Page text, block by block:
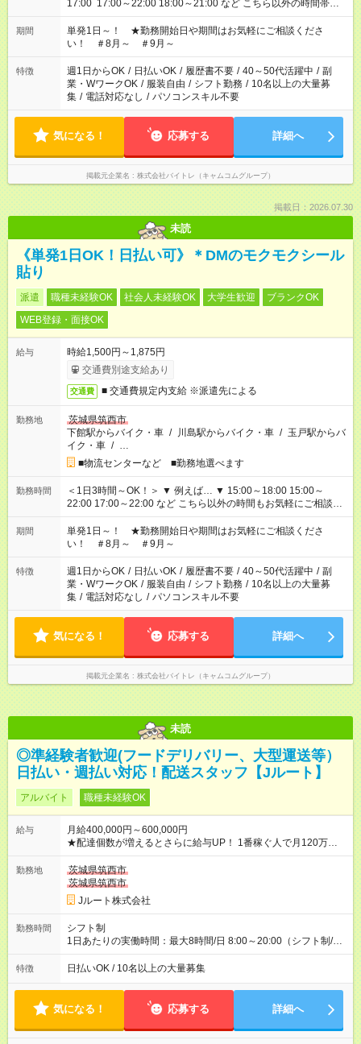
17:00 17:00～22:00 18:00～21:00 など こちら以外の時間帯も
お気軽にご相談ください！
期間
単発1日～！ ★勤務開始日や期間はお気軽にご相談くださ
い！ ＃8月～ ＃9月～
特徴 週1日からOK / 日払いOK / 履歴書不要 / 40～50代活躍中 / 副
業・WワークOK / 服装自由 / シフト勤務 / 10名以上の大量募
集 / 電話対応なし / パソコンスキル不要
気になる！ 応募する 詳細へ
掲載元企業名 株式会社バイトレ（キャムコムグループ）
掲載日：2026.07.30
未読
《単発1日OK！日払い可》＊DMのモクモクシール
貼り
派遣 職種未経験OK 社会人未経験OK 大学生歓迎
ブランクOK
WEB登録・面接OK
給与
時給1,500円～1,875円
交通費別途支給あり
交通費 ■ 交通費規定内支給 ※派遣先による
勤務地
茨城県筑西市
下館駅からバイク・車 / 川島駅からバイク・車 / 玉戸駅からバ
イク・車 / …
■物流センターなど ■勤務地選べます
勤務時間
＜1日3時間～OK！＞ ▼ 例えば… ▼ 15:00～18:00 15:00～
22:00 17:00～22:00 など こちら以外の時間もお気軽にご相談く
ださい！
期間
単発1日～！ ★勤務開始日や期間はお気軽にご相談くださ
い！ ＃8月～ ＃9月～
特徴 週1日からOK / 日払いOK / 履歴書不要 / 40～50代活躍中 / 副
業・WワークOK / 服装自由 / シフト勤務 / 10名以上の大量募
集 / 電話対応なし / パソコンスキル不要
気になる！ 応募する 詳細へ
掲載元企業名 株式会社バイトレ（キャムコムグループ）
未読
◎準経験者歓迎(フードデリバリー、大型運送等）
日払い・週払い対応！配送スタッフ【Jルート】
アルバイト 職種未経験OK
給与
月給400,000円～600,000円
★配達個数が増えるとさらに給与UP！ 1番稼ぐ人で月120万ほ
ど！ ・主要都市エリア 月収55万円／週5日稼働 月収65万~112
万円／週6日稼働 ・地方郊外エリア 月収40万円／週5日稼働 月
収40万円~50万円／週6日稼働 ＜モデルイメージ＞ ■月収50万
円 (27歳男性/江東区在住)※元建築関係 1日150個配達×25日勤務
(日休み) ■月収80万円(43歳男性/墨田区在住)※元営業 1日200個
勤務地
茨城県筑西市
茨城県筑西市
Jルート株式会社
勤務時間
シフト制
1日あたりの実働時間：最大8時間/日 8:00～20:00（シフト制/実
働8時間） ※週5日勤務（場所次第では週4も有り） ※配達状況に
よって時間外での勤務可能性有り ※案件により多少の前後あり
特徴 日払いOK / 10名以上の大量募集
気になる！ 応募する 詳細へ